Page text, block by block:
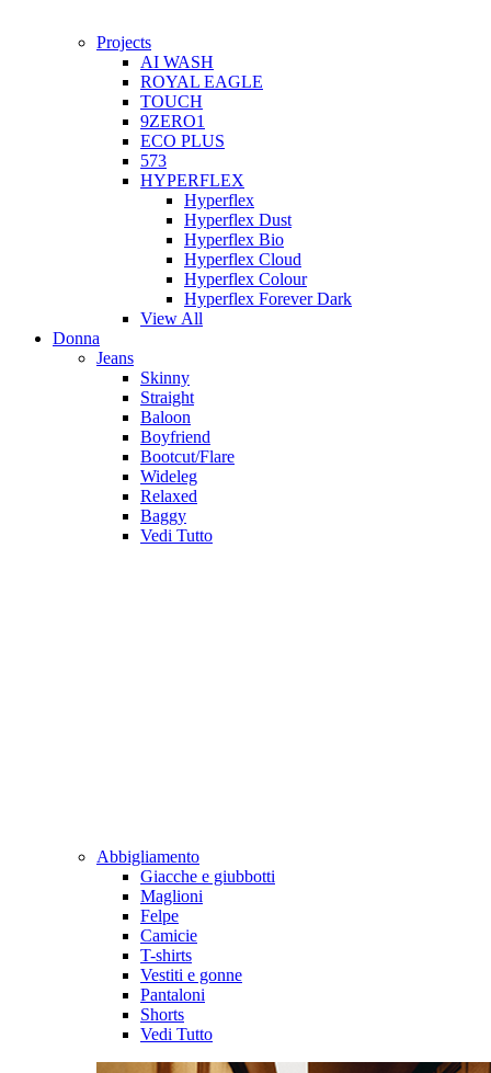
Projects
AI WASH
ROYAL EAGLE
TOUCH
9ZERO1
ECO PLUS
573
HYPERFLEX
Hyperflex
Hyperflex Dust
Hyperflex Bio
Hyperflex Cloud
Hyperflex Colour
Hyperflex Forever Dark
View All
Donna
Jeans
Skinny
Straight
Baloon
Boyfriend
Bootcut/Flare
Wideleg
Relaxed
Baggy
Vedi Tutto
Abbigliamento
Giacche e giubbotti
Maglioni
Felpe
Camicie
T-shirts
Vestiti e gonne
Pantaloni
Shorts
Vedi Tutto